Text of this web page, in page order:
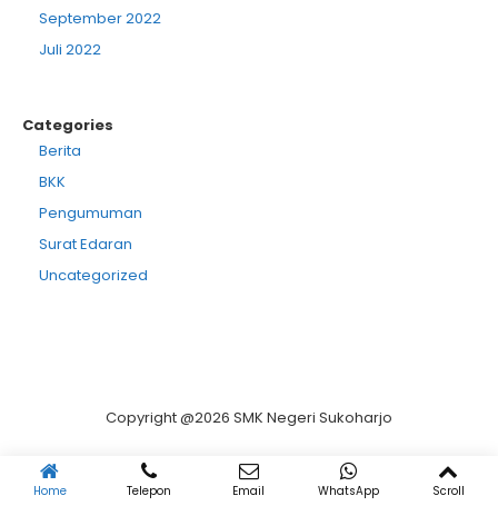
September 2022
Juli 2022
Categories
Berita
BKK
Pengumuman
Surat Edaran
Uncategorized
Copyright @2026 SMK Negeri Sukoharjo
Home Telepon Email WhatsApp Scroll